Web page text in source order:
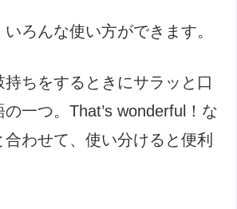
ろんな使い方ができます。
ちをするときにサラッと口
一つ。That’s wonderful！な
合わせて、使い分けると便利